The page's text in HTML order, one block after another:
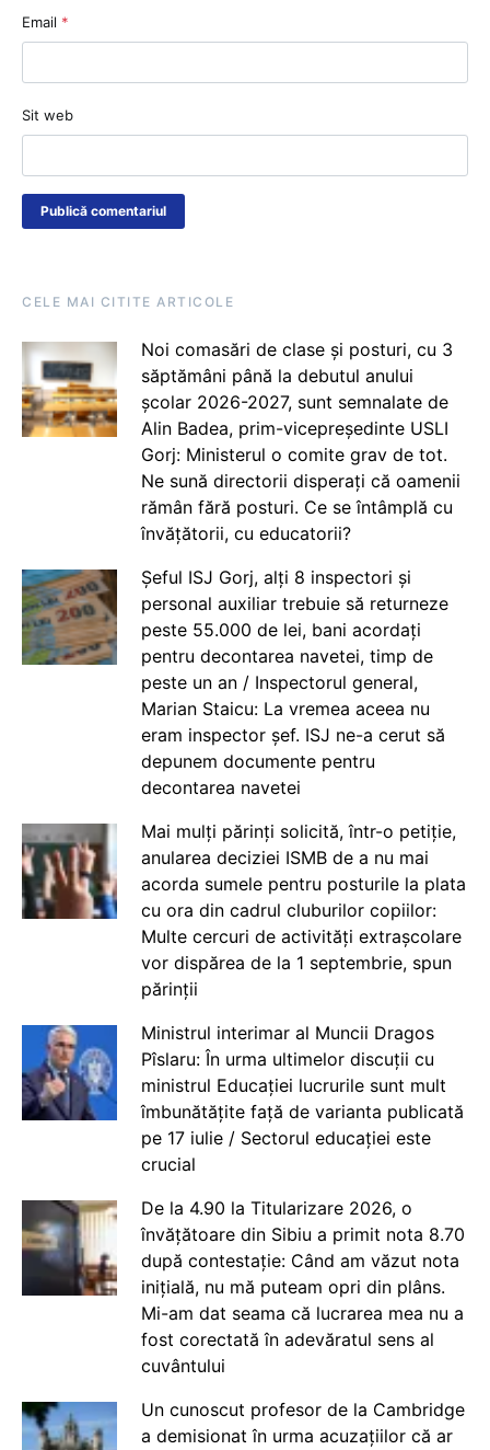
Email *
Sit web
CELE MAI CITITE ARTICOLE
Noi comasări de clase și posturi, cu 3
săptămâni până la debutul anului
școlar 2026-2027, sunt semnalate de
Alin Badea, prim-vicepreședinte USLI
Gorj: Ministerul o comite grav de tot.
Ne sună directorii disperați că oamenii
rămân fără posturi. Ce se întâmplă cu
învățătorii, cu educatorii?
Șeful ISJ Gorj, alți 8 inspectori și
personal auxiliar trebuie să returneze
peste 55.000 de lei, bani acordați
pentru decontarea navetei, timp de
peste un an / Inspectorul general,
Marian Staicu: La vremea aceea nu
eram inspector șef. ISJ ne-a cerut să
depunem documente pentru
decontarea navetei
Mai mulți părinți solicită, într-o petiție,
anularea deciziei ISMB de a nu mai
acorda sumele pentru posturile la plata
cu ora din cadrul cluburilor copiilor:
Multe cercuri de activități extrașcolare
vor dispărea de la 1 septembrie, spun
părinții
Ministrul interimar al Muncii Dragos
Pîslaru: În urma ultimelor discuții cu
ministrul Educației lucrurile sunt mult
îmbunătățite față de varianta publicată
pe 17 iulie / Sectorul educației este
crucial
De la 4.90 la Titularizare 2026, o
învățătoare din Sibiu a primit nota 8.70
după contestație: Când am văzut nota
inițială, nu mă puteam opri din plâns.
Mi-am dat seama că lucrarea mea nu a
fost corectată în adevăratul sens al
cuvântului
Un cunoscut profesor de la Cambridge
a demisionat în urma acuzațiilor că ar